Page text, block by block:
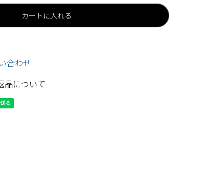
カートに入れる
合わせ
品について